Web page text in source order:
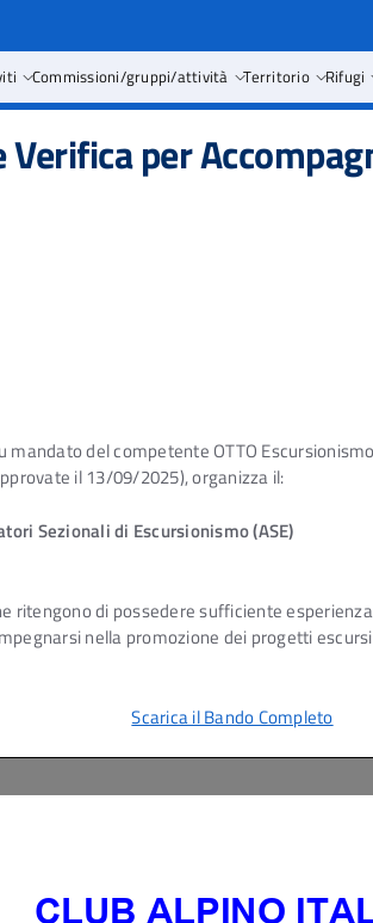
Commissioni/gruppi/attività Territorio Rifugi
Verifica per
mandato del competente OTTO
il 13/09/2025), organizza il:
Sezionali di Escursionismo (ASE)
ritengono di possedere sufficiente
nella promozione dei progetti
Scarica il Bando Completo